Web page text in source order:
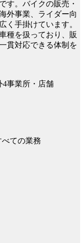
す。バイクの販売・
外事業、ライダー向
く手掛けています。
種を扱っており、販
貫対応できる体制を
事業所・店舗
ての業務